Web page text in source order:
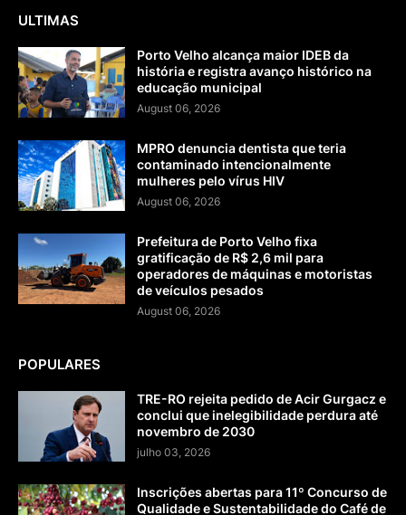
ULTIMAS
Porto Velho alcança maior IDEB da
história e registra avanço histórico na
educação municipal
August 06, 2026
MPRO denuncia dentista que teria
contaminado intencionalmente
mulheres pelo vírus HIV
August 06, 2026
Prefeitura de Porto Velho fixa
gratificação de R$ 2,6 mil para
operadores de máquinas e motoristas
de veículos pesados
August 06, 2026
POPULARES
TRE-RO rejeita pedido de Acir Gurgacz e
conclui que inelegibilidade perdura até
novembro de 2030
julho 03, 2026
Inscrições abertas para 11º Concurso de
Qualidade e Sustentabilidade do Café de